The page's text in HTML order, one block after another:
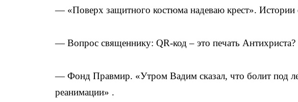
— «Поверх защитного костюма надеваю крест». Истории
— Вопрос священнику: QR-код – это печать Антихриста?
— Фонд Правмир. «Утром Вадим сказал, что болит под
реанимации» .